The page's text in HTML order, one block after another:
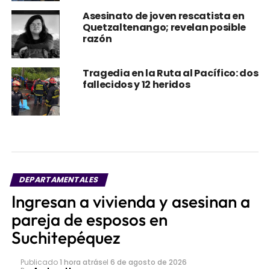
Asesinato de joven rescatista en
Quetzaltenango; revelan posible
razón
Tragedia en la Ruta al Pacífico: dos
fallecidos y 12 heridos
DEPARTAMENTALES
Ingresan a vivienda y asesinan a
pareja de esposos en
Suchitepéquez
Publicado1 hora atrásel 6 de agosto de 2026